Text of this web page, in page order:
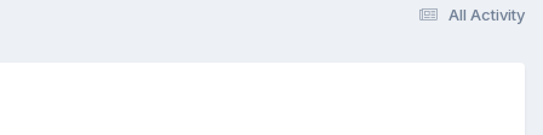
All Activity